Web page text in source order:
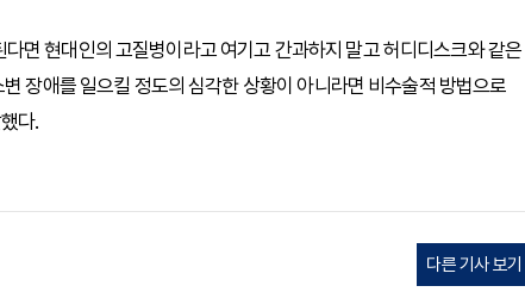
면 현대인의 고질병이라고 여기고 간과하지 말고 허디디스크와 같은
장애를 일으킬 정도의 심각한 상황이 아니라면 비수술적 방법으로
다.
다른 기사 보기